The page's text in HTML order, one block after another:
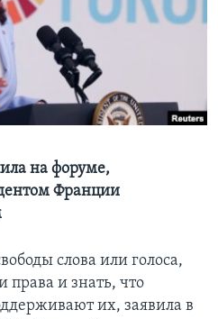
на форуме,
Франции
слова или голоса,
права и знать, что
их, заявила в